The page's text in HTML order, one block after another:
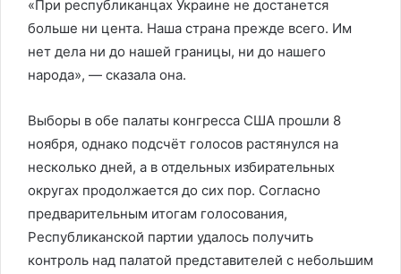
«При республиканцах Украине не достанется
больше ни цента. Наша страна прежде всего. Им
нет дела ни до нашей границы, ни до нашего
народа», — сказала она.
Выборы в обе палаты конгресса США прошли 8
ноября, однако подсчёт голосов растянулся на
несколько дней, а в отдельных избирательных
округах продолжается до сих пор. Согласно
предварительным итогам голосования,
Республиканской партии удалось получить
контроль над палатой представителей с небольшим